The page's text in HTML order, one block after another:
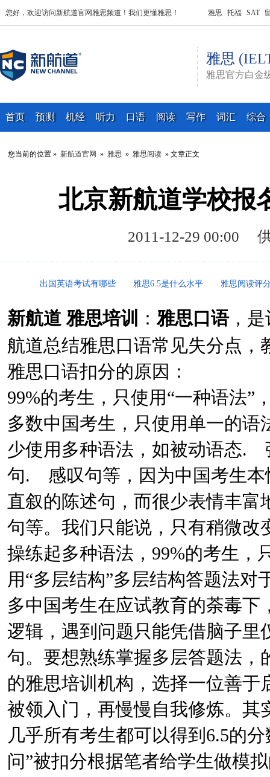
您好，欢迎访问新航道官网雅思频道！我们更懂雅思！ 雅思 托福 SAT
雅思
雅思官方白金
首页 预测 机经 听力 口语 阅读 写作 词汇 综合
您当前的位置 » 新航道官网 » 雅思 » 雅思阅读 » 文章正文
北京新航道学校报
2011-12-29 00:00
出国英语考试有哪些 雅思6.5是什么水平 雅思阅读评
新航道 雅思培训 ： 雅思口语，是
航道总结雅思口语常见失分点，
雅思口语扣分的原因：
99%的考生，只使用“一种语法”
多数中国考生，只使用单一的
少使用多种语法，如被动语
句. 感叹句等，因为中国考生本
直叙的陈述句，而很少表情丰
句等。我们只能说，只有稍微改
操练起多种语法，99%的考生，
用“多层结构”多层结构答题法对
多中国考生在应试教育的荼毒
逻辑，遇到问题只能凭借脑子里
句。要想熟练掌握多层答题法，
的雅思培训机构，选择一位善
被领入门，再慢慢自我修炼。其
几乎所有考生都可以得到6.5的
问”被扣分根据笔者给学生做模